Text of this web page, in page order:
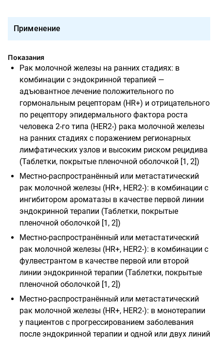
Применение
Показания
Рак молочной железы на ранних стадиях: в
комбинации с эндокринной терапией —
адъювантное лечение положительного по
гормональным рецепторам (HR+) и отрицательного
по рецептору эпидермального фактора роста
человека 2-го типа (HER2-) рака молочной железы
на ранних стадиях с поражением регионарных
лимфатических узлов и высоким риском рецидива
(Таблетки, покрытые пленочной оболочкой [1, 2])
Местно-распространённый или метастатический
рак молочной железы (HR+, HER2-): в комбинации с
ингибитором ароматазы в качестве первой линии
эндокринной терапии (Таблетки, покрытые
пленочной оболочкой [1, 2])
Местно-распространённый или метастатический
рак молочной железы (HR+, HER2-): в комбинации с
фулвестрантом в качестве первой или второй
линии эндокринной терапии (Таблетки, покрытые
пленочной оболочкой [1, 2])
Местно-распространённый или метастатический
рак молочной железы (HR+, HER2-): в монотерапии
у пациентов с прогрессированием заболевания
после эндокринной терапии и одной или двух линий